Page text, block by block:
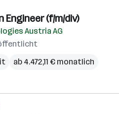
Jobs
Engineer (f/m/div)
Austria AG
ab 4.472,11 € monatlich